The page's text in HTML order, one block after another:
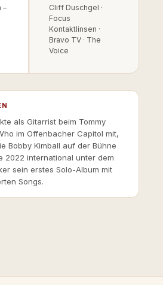
–
Cliff Duschgel ·
Focus
Kontaktlinsen ·
Bravo TV · The
Voice
als Gitarrist beim Tommy
im Offenbacher Capitol mit,
Bobby Kimball auf der Bühne
2022 international unter dem
sein erstes Solo-Album mit
Songs.